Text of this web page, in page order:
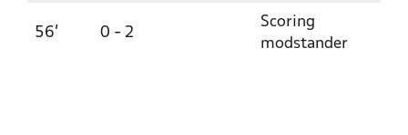
56' 0 - 2
Scoring
modstander